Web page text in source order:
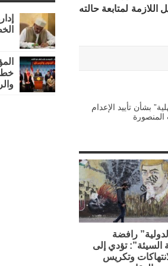
لمتابعة حالته
بشأن تأييد الإعدام
رافضة
السيئة”: تؤدي إلى
وتكريس